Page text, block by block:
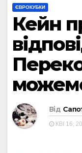
ЄВРОКУБКИ
Кейн
Від
КВІ 16,